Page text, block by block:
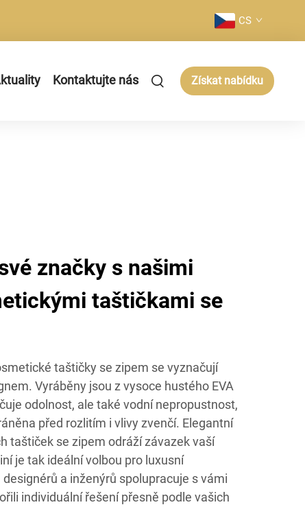
CS
Kontaktujte nás Získat nabídku
značky s našimi
taštičkami se
taštičky se zipem se vyznačují
Vyráběny jsou z vysoce hustého EVA
odolnost, ale také vodní nepropustnost,
před rozlitím i vlivy zvenčí. Elegantní
taštiček se zipem odráží závazek vaší
je tak ideální volbou pro luxusní
a inženýrů spolupracuje s vámi
individuální řešení přesně podle vašich